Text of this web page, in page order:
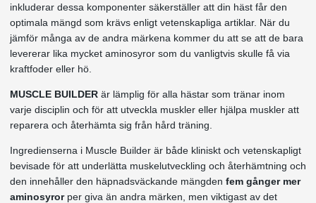
inkluderar dessa komponenter säkerställer att din häst får den
optimala mängd som krävs enligt vetenskapliga artiklar. När du
jämför många av de andra märkena kommer du att se att de bara
levererar lika mycket aminosyror som du vanligtvis skulle få via
kraftfoder eller hö.
MUSCLE BUILDER är lämplig för alla hästar som tränar inom
varje disciplin och för att utveckla muskler eller hjälpa muskler att
reparera och återhämta sig från hård träning.
Ingredienserna i Muscle Builder är både kliniskt och vetenskapligt
bevisade för att underlätta muskelutveckling och återhämtning och
den innehåller den häpnadsväckande mängden fem gånger mer
aminosyrorper giva än andra märken, men viktigast av det